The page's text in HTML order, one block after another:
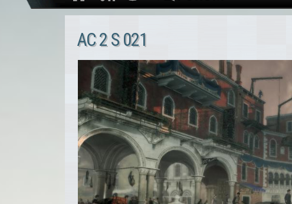
AC 2 S 021